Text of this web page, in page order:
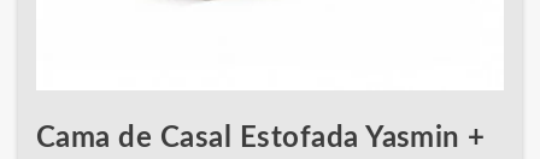
Cama de Casal Estofada Yasmin +